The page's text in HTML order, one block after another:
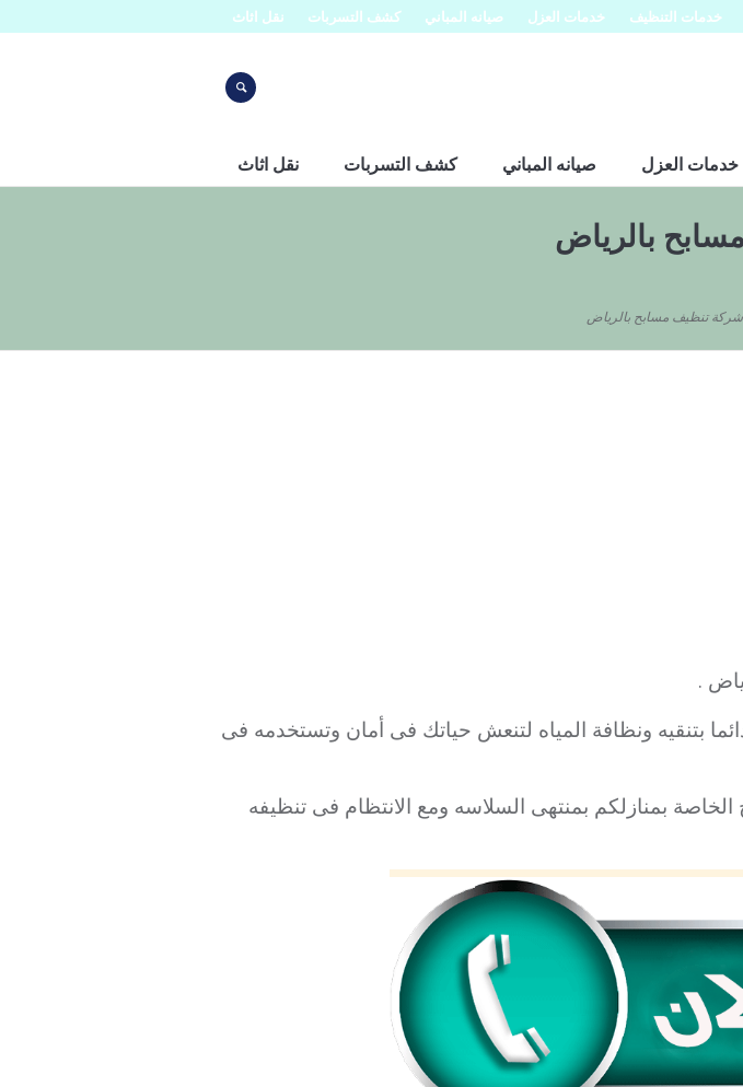
خدمات التنظيف خدمات العزل صيانه المباني كشف التسربات نقل اثاث
خدمات العزل صيانه المباني كشف التسربات نقل اثاث
بالرياض
شركة تنظيف مسابح بالرياض
.
بتنقيه ونظافة المياه لتنعش حياتك فى أمان وتستخدمه فى
بمنازلكم بمنتهى السلاسه ومع الانتظام فى تنظيفه